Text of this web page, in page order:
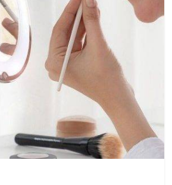
cu Flexor Fitness-
pentru tonifiere muschi